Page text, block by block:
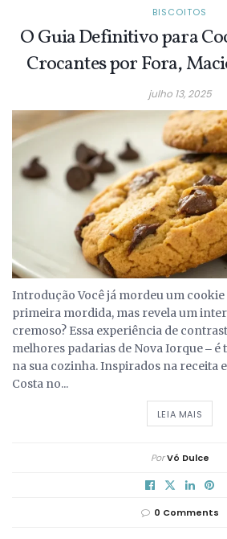
BISCOITOS
O Guia Definitivo para
Crocantes por Fora,
julho 13, 2025
Introdução Você já mordeu um cookie
primeira mordida, mas revela um
cremoso? Essa experiência de
melhores padarias de Nova Iorque ‒
na sua cozinha. Inspirados na receita
Costa no...
LEIA MAIS
Por Vó Dulce
0 Comments